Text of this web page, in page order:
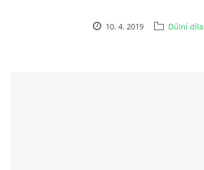
10. 4. 2019 Důlní díla